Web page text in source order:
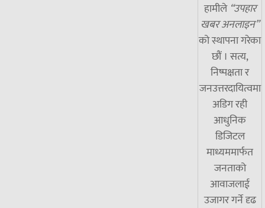
हामीले “उपहार
खबर अनलाइन”
को स्थापना गरेका
छौं । सत्य,
निष्पक्षता र
जनउत्तरदायित्वमा
अडिग रही
आधुनिक
डिजिटल
माध्यममार्फत
जनताको
आवाजलाई
उजागर गर्ने दृढ